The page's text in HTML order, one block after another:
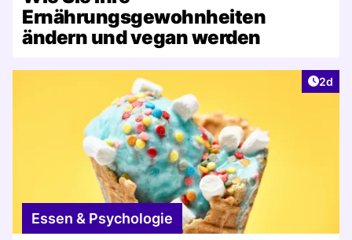
Ernährungsgewohnheiten
ändern und vegan werden
2d
Essen & Psychologie